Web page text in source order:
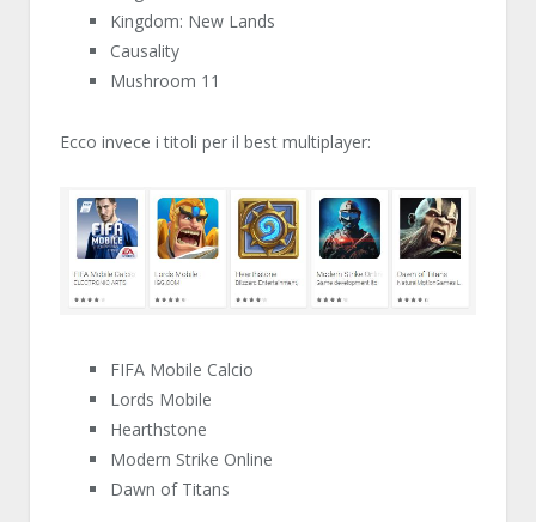
Kingdom: New Lands
Causality
Mushroom 11
Ecco invece i titoli per il best multiplayer:
FIFA Mobile Calcio
Lords Mobile
Hearthstone
Modern Strike Online
Dawn of Titans